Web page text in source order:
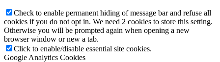
Check to enable permanent hiding of message bar and refuse all
cookies if you do not opt in. We need 2 cookies to store this setting.
Otherwise you will be prompted again when opening a new
browser window or new a tab.
Click to enable/disable essential site cookies.
Google Analytics Cookies